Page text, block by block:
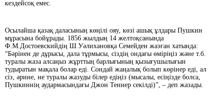
кездейсоқ емес.
Осылайша қазақ даласының көңілі ояу, көзі ашық ұлдары Пушкин
мұрасына бойұрады. 1856 жылдың 14 желтоқсанында
Ф.М.Достоевскийдің Ш.Уәлихановқа Семейден жазған хатында:
“Бәрінен де дұрысы, дала тұрмысы, сіздің ондағы өміріңіз және т.б.
туралы жаза алсаңыз жұрттың барлығының қызығушылығын
тудыратын мақала болар еді. Сондай жаңалық болып көрінер еді, ал
сіз, әрине, не туралы жазуды білер едіңіз (мысалы, есіңізде болса,
Пушкиннің аудармасындағы Джон Теннер секілді)”, – деп жазады.